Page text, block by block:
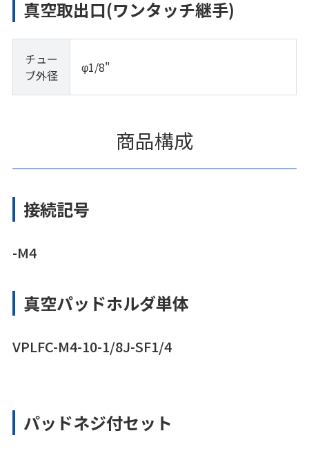
真空取出口(ワンタッチ継手)
チュー
ブ外径
φ1/8"
商品構成
接続記号
-M4
真空パッドホルダ単体
VPLFC-M4-10-1/8J-SF1/4
パッドネジ付セット